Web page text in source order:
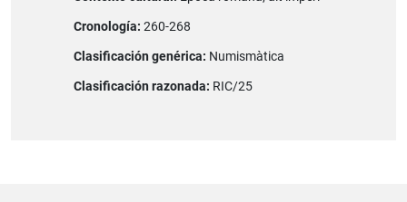
Cronología: 260-268
Clasificación genérica: Numismàtica
Clasificación razonada: RIC/25